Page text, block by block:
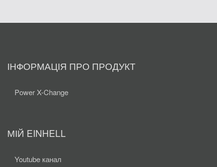
ІНФОРМАЦІЯ ПРО ПРОДУКТ
Power X-Change
МІЙ EINHELL
Youtube канал